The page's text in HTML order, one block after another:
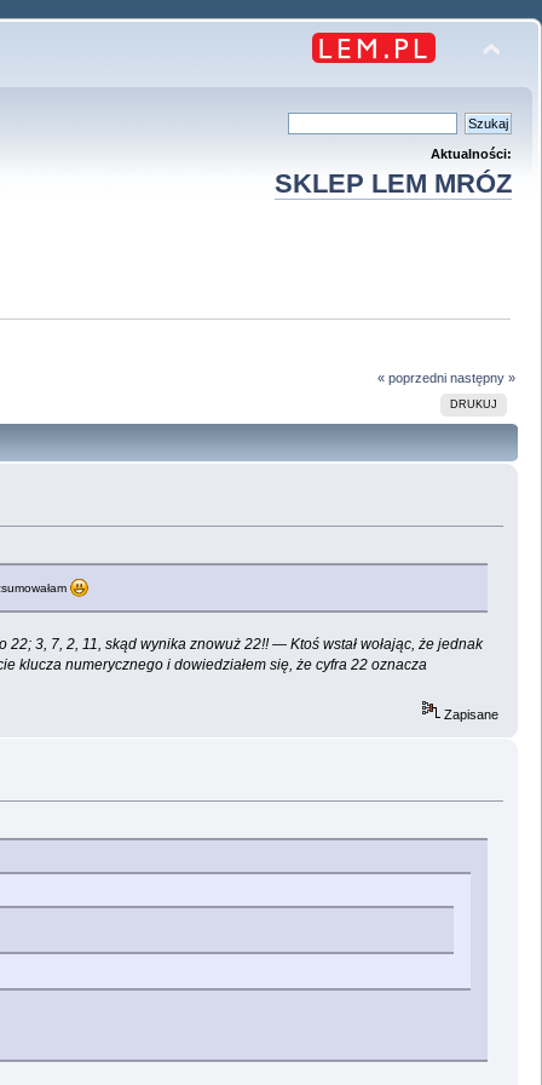
Aktualności:
SKLEP LEM MRÓZ
« poprzedni następny »
DRUKUJ
3, 7, 2, 11, skąd wynika znowuż 22!! — Ktoś wstał wołając, że jednak
klucza numerycznego i dowiedziałem się, że cyfra 22 oznacza
Zapisane